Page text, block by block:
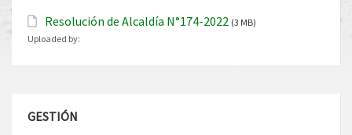
Resolución de Alcaldía N°174-2022 (3 MB)
Uploaded by:
GESTIÓN